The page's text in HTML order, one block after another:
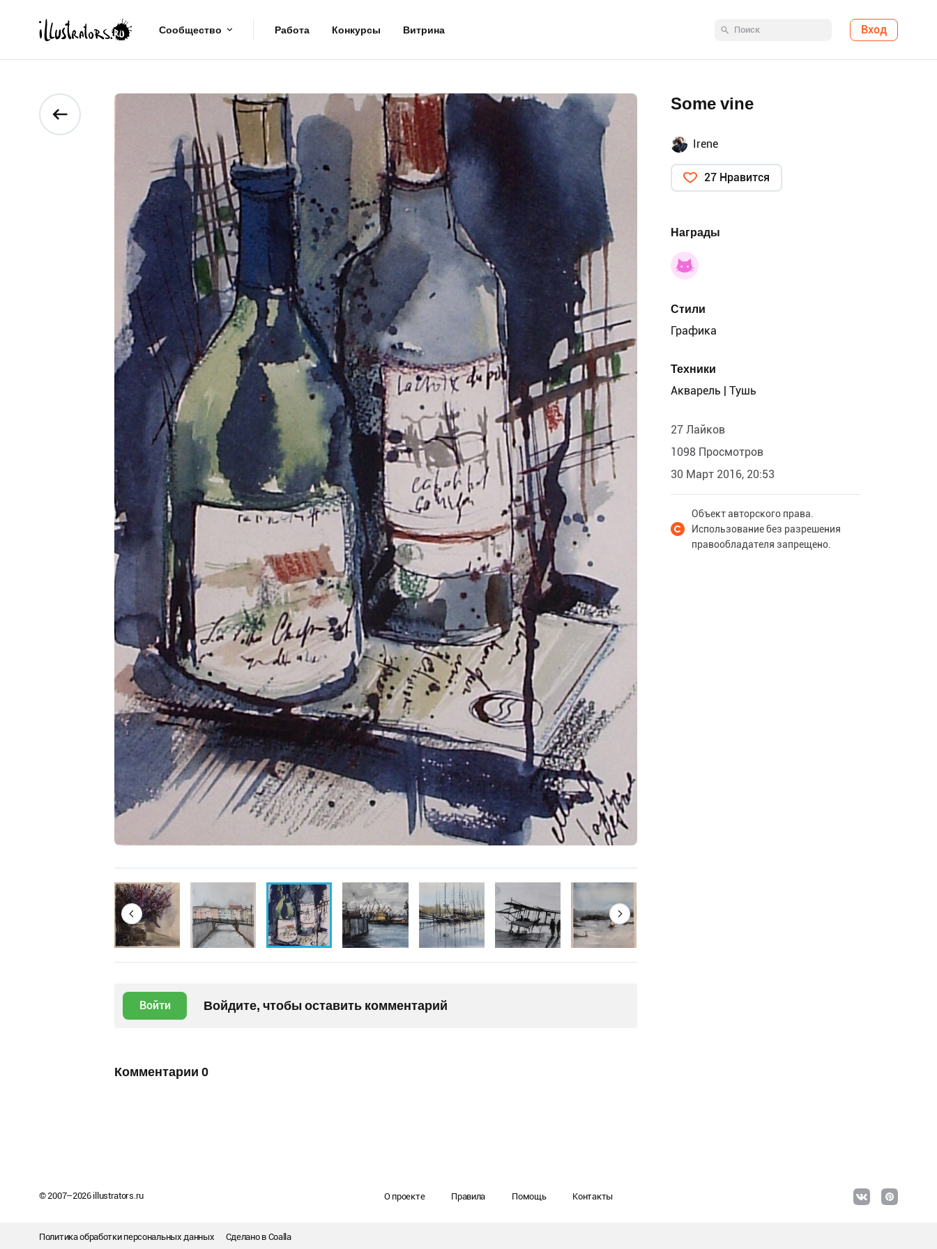
Сообщество Работа Конкурсы Витрина Вход
Войти Войдите, чтобы оставить комментарий
Комментарии 0
Some vine
Irene
27 Нравится
Награды
Стили
Графика
Техники
Акварель | Тушь
27 Лайков
1098 Просмотров
30 Март 2016, 20:53
Объект авторского права.
Использование без разрешения
правообладателя запрещено.
© 2007–2026illustrators.ru О проекте Правила Помощь Контакты
Политика обработки персональных данных Сделано в Coalla